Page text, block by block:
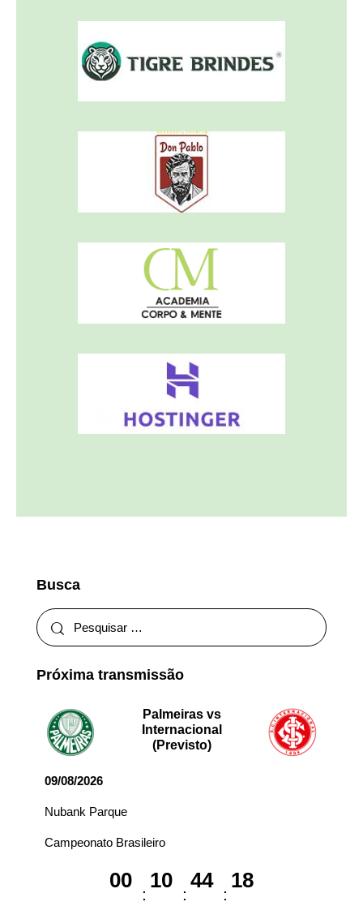
Busca
Próxima transmissão
Palmeiras vs
Internacional
(Previsto)
09/08/2026
Nubank Parque
Campeonato Brasileiro
00 10 44 18